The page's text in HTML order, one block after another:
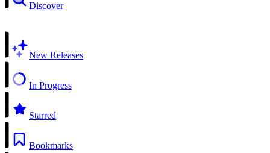
Discover
New Releases
In Progress
Starred
Bookmarks